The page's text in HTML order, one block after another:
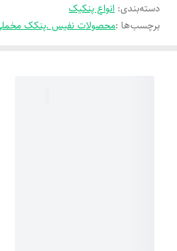
دسته‌بندی: انواع پنکیک
برچسب‌ها :محصولات نفیس .پنکک